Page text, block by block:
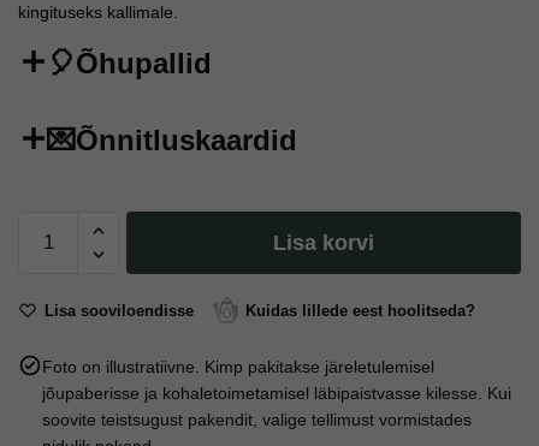
kingituseks kallimale.
🎈Õhupallid
💌Õnnitluskaardid
Bianco
Vermut,
1,0L
kogus
Lisa korvi
Lisa sooviloendisse Kuidas lillede eest hoolitseda?
Foto on illustratiivne. Kimp pakitakse järeletulemisel
jõupaberisse ja kohaletoimetamisel läbipaistvasse kilesse. Kui
soovite teistsugust pakendit, valige tellimust vormistades